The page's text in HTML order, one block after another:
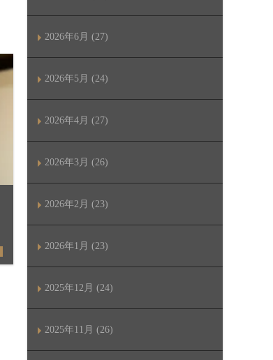
2026年6月 (27)
2026年5月 (24)
2026年4月 (27)
2026年3月 (26)
2026年2月 (23)
2026年1月 (23)
2025年12月 (24)
2025年11月 (26)